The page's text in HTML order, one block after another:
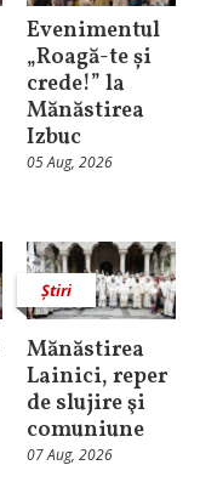
Evenimentul
„Roagă-te și
crede!” la
Mănăstirea
Izbuc
05 Aug, 2026
Știri
Mănăstirea
Lainici, reper
de slujire şi
comuniune
07 Aug, 2026